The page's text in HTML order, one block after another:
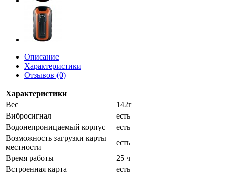
Описание
Характеристики
Отзывов (0)
Характеристики
Вес
142г
Вибросигнал
есть
Водонепроницаемый корпус
есть
Возможность загрузки карты
местности
есть
Время работы
25 ч
Встроенная карта
есть